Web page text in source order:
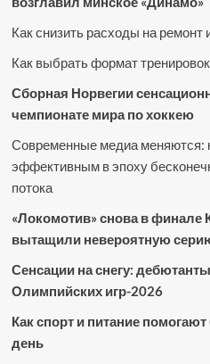
Как снизить расходы на ремонт
Как выбрать формат
Сборная Норвегии
чемпионате мира по хоккею
Современные медиа меняются:
эффективным в эпоху
потока
«Локомотив» снова в финале
вытащили невероятную
Сенсации на снегу:
Олимпийских игр-2026
Как спорт и питание
день